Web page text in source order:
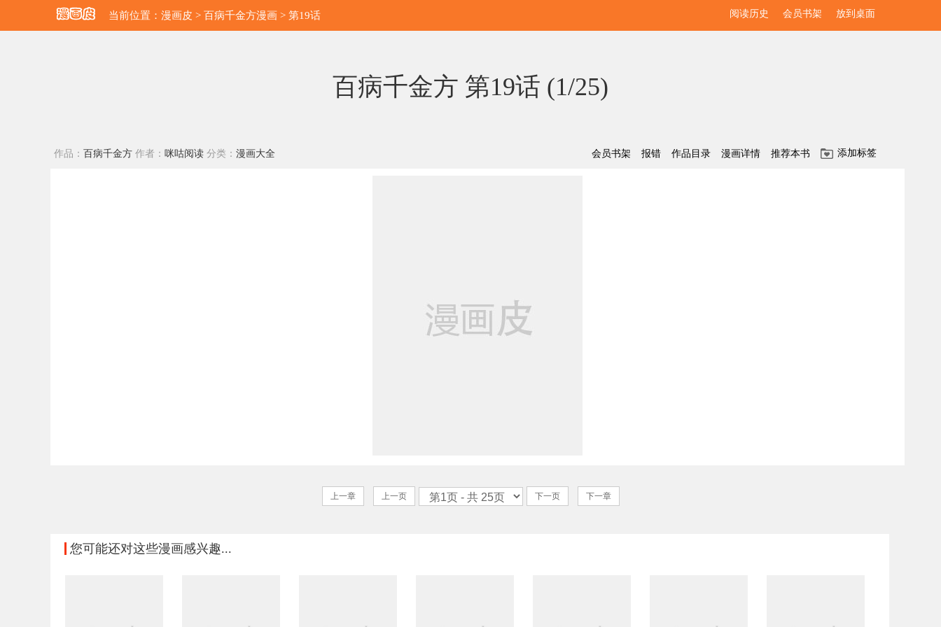
当前位置： 漫画皮 > 百病千金方漫画 > 第19话 阅读历史 会员书架 放到桌面
百病千金方 第19话 (1/25)
作品： 百病千金方 作者： 咪咕阅读 分类： 漫画大全 会员书架 报错 作品目录 漫画详情 推荐本书 添加标签
上一章 上一页 下一页 下一章
您可能还对这些漫画感兴趣...